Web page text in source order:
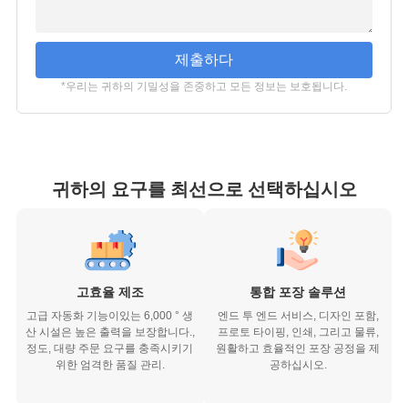
제출하다
*우리는 귀하의 기밀성을 존중하고 모든 정보는 보호됩니다.
귀하의 요구를 최선으로 선택하십시오
고효율 제조
고급 자동화 기능이있는 6,000 ° 생
산 시설은 높은 출력을 보장합니다.,
정도, 대량 주문 요구를 충족시키기
위한 엄격한 품질 관리.
통합 포장 솔루션
엔드 투 엔드 서비스, 디자인 포함,
프로토 타이핑, 인쇄, 그리고 물류,
원활하고 효율적인 포장 공정을 제
공하십시오.